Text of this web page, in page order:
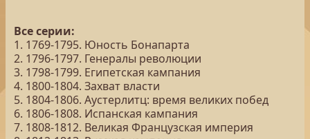
Все серии:
1. 1769-1795. Юность Бонапарта
2. 1796-1797. Генералы революции
3. 1798-1799. Египетская кампания
4. 1800-1804. Захват власти
5. 1804-1806. Аустерлитц: время великих побед
6. 1806-1808. Испанская кампания
7. 1808-1812. Великая Французская империя